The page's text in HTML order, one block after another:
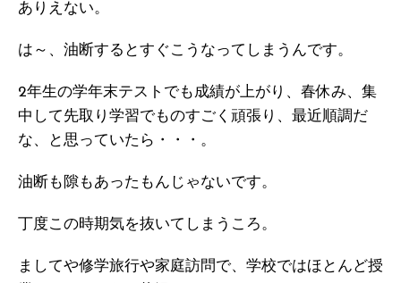
ありえない。
は～、油断するとすぐこうなってしまうんです。
2年生の学年末テストでも成績が上がり、春休み、集
中して先取り学習でものすごく頑張り、最近順調だ
な、と思っていたら・・・。
油断も隙もあったもんじゃないです。
丁度この時期気を抜いてしまうころ。
ましてや修学旅行や家庭訪問で、学校ではほとんど授